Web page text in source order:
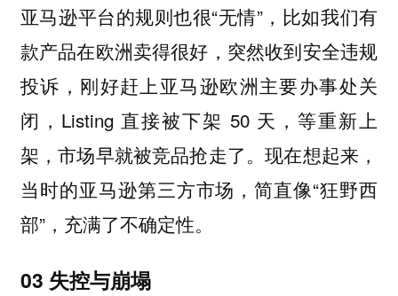
亚马逊平台的规则也很“无情”，比如我们有
款产品在欧洲卖得很好，突然收到安全违规
投诉，刚好赶上亚马逊欧洲主要办事处关
闭，Listing 直接被下架 50 天，等重新上
架，市场早就被竞品抢走了。现在想起来，
当时的亚马逊第三方市场，简直像“狂野西
部”，充满了不确定性。
03 失控与崩塌